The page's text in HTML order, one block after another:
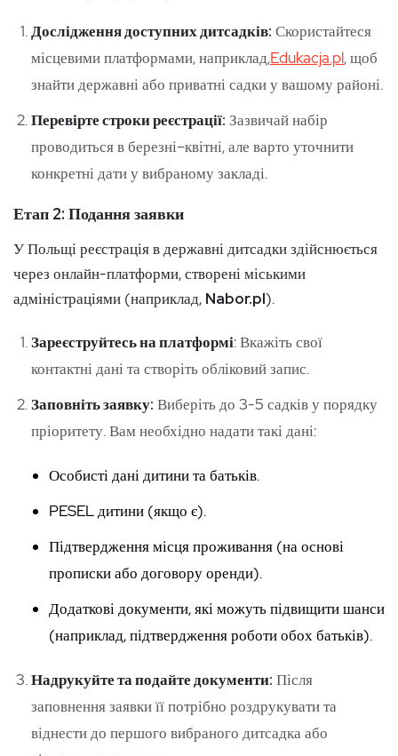
Дослідження доступних дитсадків: Скористайтеся
місцевими платформами, наприклад,Edukacja.pl, щоб
знайти державні або приватні садки у вашому районі.
Перевірте строки реєстрації: Зазвичай набір
проводиться в березні–квітні, але варто уточнити
конкретні дати у вибраному закладі.
Етап 2: Подання заявки
У Польщі реєстрація в державні дитсадки здійснюється
через онлайн-платформи, створені міськими
адміністраціями (наприклад, Nabor.pl).
Зареєструйтесь на платформі: Вкажіть свої
контактні дані та створіть обліковий запис.
Заповніть заявку: Виберіть до 3-5 садків у порядку
пріоритету. Вам необхідно надати такі дані:
Особисті дані дитини та батьків.
PESEL дитини (якщо є).
Підтвердження місця проживання (на основі
прописки або договору оренди).
Додаткові документи, які можуть підвищити шанси
(наприклад, підтвердження роботи обох батьків).
Надрукуйте та подайте документи: Після
заповнення заявки її потрібно роздрукувати та
віднести до першого вибраного дитсадка або